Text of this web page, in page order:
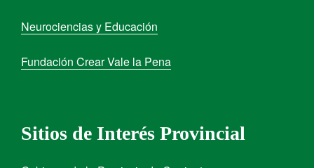
Neurociencias y Educación
Fundación Crear Vale la Pena
Sitios de Interés Provincial